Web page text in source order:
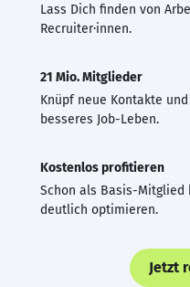
Lass Dich finden von
Recruiter·innen.
21 Mio. Mitglieder
Knüpf neue Kontakte
besseres Job-Leben.
Kostenlos profitieren
Schon als Basis-Mitglied
deutlich optimieren.
Jetzt